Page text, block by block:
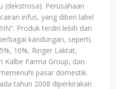
(dekstrosa). Perusahaan
infus, yang diberi label
Produk terdiri lebih dari
kandungan, seperti;
10%, Ringer Laktat;
Kalbe Farma Group, dan
pasar domestik.
tahun 2008 diperkirakan